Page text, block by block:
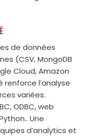
de données
(CSV, MongoDB
Cloud, Amazon
l’analyse
variées.
ODBC, web
Une
d’analytics et